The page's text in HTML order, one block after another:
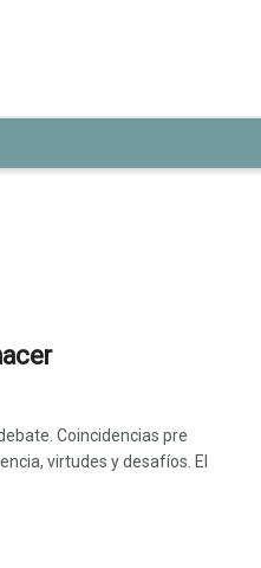
Coincidencias pre
virtudes y desafíos. El